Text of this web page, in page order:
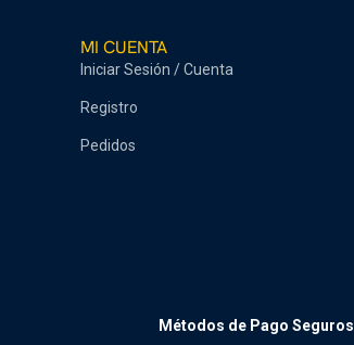
MI CUENTA
Iniciar Sesión / Cuenta
Registro
Pedidos
Métodos de Pago Seguros